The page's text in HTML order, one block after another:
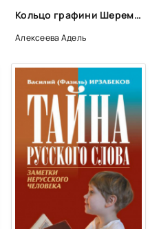
Кольцо графини Шереметевой - Адель Алексеева
Алексеева Адель